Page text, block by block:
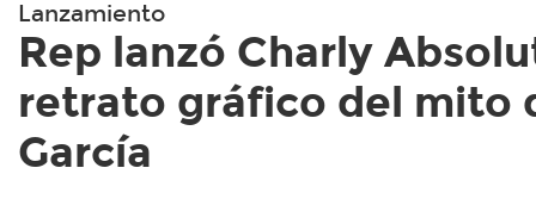
Lanzamiento
Rep lanzó Charly
retrato gráfico del mito
García